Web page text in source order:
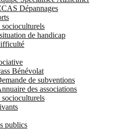
Dépannages
socioculturels
de handicap
Bénévolat
de subventions
des associations
socioculturels
publics